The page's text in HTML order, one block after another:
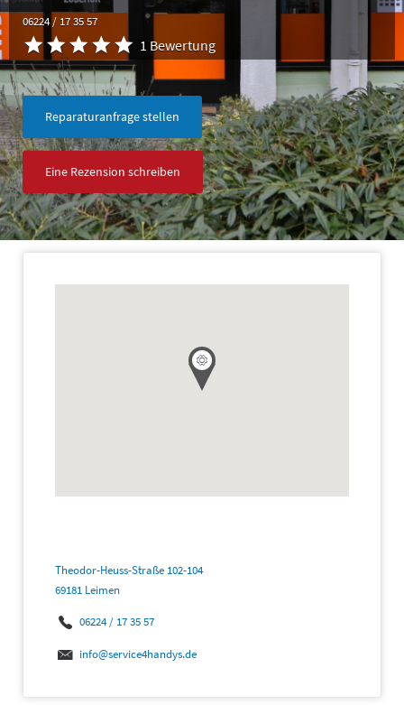
06224 / 17 35 57
1 Bewertung
Reparaturanfrage stellen
Eine Rezension schreiben
Theodor-Heuss-Straße 102-104
69181 Leimen
06224 / 17 35 57
info@service4handys.de